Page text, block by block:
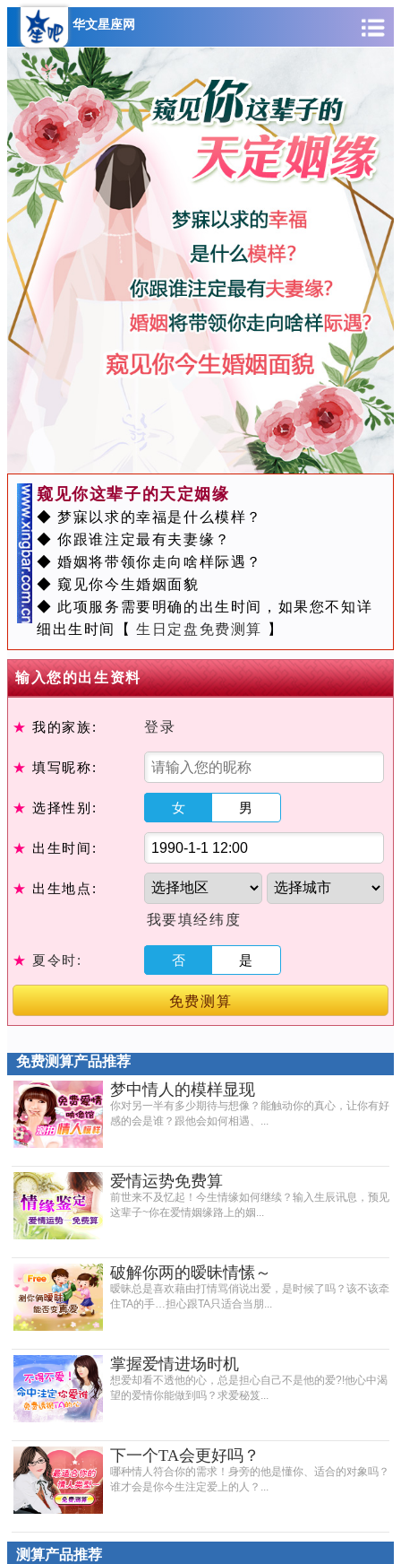
华文星座网
窥见你这辈子的天定姻缘
◆ 梦寐以求的幸福是什么模样？
◆ 你跟谁注定最有夫妻缘？
◆ 婚姻将带领你走向啥样际遇？
◆ 窥见你今生婚姻面貌
◆ 此项服务需要明确的出生时间，如果您不知详
细出生时间【生日定盘免费测算 】
输入您的出生资料
★我的家族: 登录
★填写昵称:
★选择性别: 女 男
★ 出生时间:
★ 出生地点:
我要填经纬度
★ 夏令时: 否 是
免费测算
免费测算产品推荐
梦中情人的模样显现
你对另一半有多少期待与想像？能触动你的真心，让你有好
感的会是谁？跟他会如何相遇、...
爱情运势免费算
前世来不及忆起！今生情缘如何继续？输入生辰讯息，预见
这辈子~你在爱情姻缘路上的姻...
破解你两的暧昧情愫～
暧昧总是喜欢藉由打情骂俏说出爱，是时候了吗？该不该牵
住TA的手…担心跟TA只适合当朋...
掌握爱情进场时机
想爱却看不透他的心，总是担心自己不是他的爱?!他心中渴
望的爱情你能做到吗？求爱秘笈...
下一个TA会更好吗？
哪种情人符合你的需求！身旁的他是懂你、适合的对象吗？
谁才会是你今生注定爱上的人？...
测算产品推荐